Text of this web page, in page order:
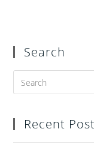
Search
Recent